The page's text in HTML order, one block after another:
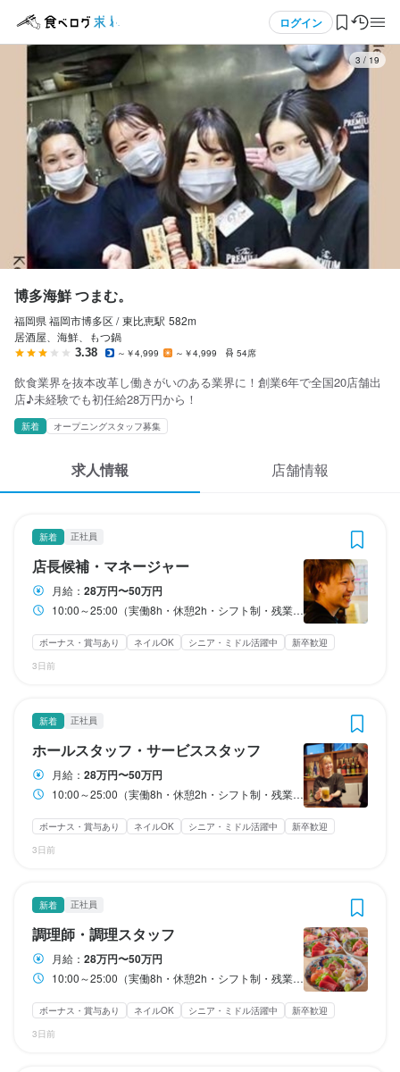
ログイン
ログイン・無料会員登録
食べログ求人TOP
求人検索
気になる求人
検索履歴・保存した条件
応募履歴
スカウト・メルマガ受信設定
ヘルプ・お問い合わせフォーム
掲載をご検討の店舗様へ
食べログ求人PRESS
プライバシーポリシー
利用規約
3 / 19
博多海鮮 つまむ。
福岡県 福岡市博多区 / 東比恵駅 582m
居酒屋、海鮮、もつ鍋
3.38 ～￥4,999 ～￥4,999 54席
飲食業界を抜本改革し働きがいのある業界に！創業6年で全国20店舗出
店♪未経験でも初任給28万円から！
新着 オープニングスタッフ募集
求人情報 店舗情報
新着 正社員
店長候補・マネージャー
月給： 28万円〜50万円
10:00～25:00（実働8h・休憩2h・シフト制・残業あり(月平均40時間) 終電考慮しております。
ボーナス・賞与あり ネイルOK シニア・ミドル活躍中
新卒歓迎
3日前
新着 正社員
ホールスタッフ・サービススタッフ
月給： 28万円〜50万円
10:00～25:00（実働8h・休憩2h・シフト制・残業あり(月平均40時間) 終電考慮しております。
ボーナス・賞与あり ネイルOK シニア・ミドル活躍中
新卒歓迎
3日前
新着 正社員
調理師・調理スタッフ
月給： 28万円〜50万円
10:00～25:00（実働8h・休憩2h・シフト制・残業あり(月平均40時間) 終電考慮しております。
ボーナス・賞与あり ネイルOK シニア・ミドル活躍中
新卒歓迎
3日前
博多海鮮 つまむ。
店長候補・マネージャー
月給280,000円〜500,000円
ボーナス・賞与あり 昇給あり 交通費支給 家族手当あり
試用期間
固定残業代
給与補足
昇給年2回／賞与年2回（昨年実績：基本給の2ヵ月分）
収入例
入社3年目・エリアマネージャー・年収520万円（月給36万円＋賞
勤務時間
10:00～25:00（実働8h・休憩2h・シフト制・残業あり(月平均40
終電考慮しております。
長期勤務歓迎
応募画面へ進む
博多海鮮 つまむ。
ホールスタッフ・サービススタッフ
月給280,000円〜500,000円
ボーナス・賞与あり 昇給あり 交通費支給 家族手当あり
試用期間
固定残業代
給与補足
昇給年2回／賞与年2回（昨年実績：基本給の2ヵ月分）
収入例
入社3年目・エリアマネージャー・年収520万円（月給36万円＋賞
勤務時間
10:00～25:00（実働8h・休憩2h・シフト制・残業あり(月平均40
終電考慮しております。
長期勤務歓迎
応募画面へ進む
博多海鮮 つまむ。
調理師・調理スタッフ
月給280,000円〜500,000円
ボーナス・賞与あり 昇給あり 交通費支給 家族手当あり
試用期間
固定残業代
給与補足
昇給年2回／賞与年2回（昨年実績：基本給の2ヵ月分）
収入例
入社3年目・エリアマネージャー・年収520万円（月給36万円＋賞
勤務時間
10:00～25:00（実働8h・休憩2h・シフト制・残業あり(月平均40
終電考慮しております。
長期勤務歓迎
応募画面へ進む
アルバイト・パート 博多海鮮 つまむ。
ホールスタッフ・サービススタッフ
時給1,100円〜1,300円
昇給あり 扶養内勤務OK
給与補足
収入例
時給1200円、週4日、1日5時間勤務
月々約10万円以上の収入（※月4週換算で計算した目安金額）
勤務時間
ダブルワーク・副業OK
週4日以上OK
休日・休暇
2週間ごとのシフト制
平日のみ勤務OK(土日休み)
応募画面へ進む
アルバイト・パート 博多海鮮 つまむ。
調理師・調理スタッフ
時給1,100円〜1,300円
昇給あり 扶養内勤務OK
給与補足
収入例
時給1200円、週4日、1日5時間勤務
月々約10万円以上の収入（※月4週換算で計算した目安金額）
勤務時間
ダブルワーク・副業OK
週4日以上OK
休日・休暇
2週間ごとのシフト制
平日のみ勤務OK(土日休み)
応募画面へ進む
アルバイト・パート 博多海鮮 つまむ。
調理補助・調理見習い
時給1,100円〜1,300円
昇給あり 扶養内勤務OK
給与補足
収入例
時給1200円、週4日、1日5時間勤務
月々約10万円以上の収入（※月4週換算で計算した目安金額）
勤務時間
ダブルワーク・副業OK
週4日以上OK
休日・休暇
2週間ごとのシフト制
平日のみ勤務OK(土日休み)
応募画面へ進む